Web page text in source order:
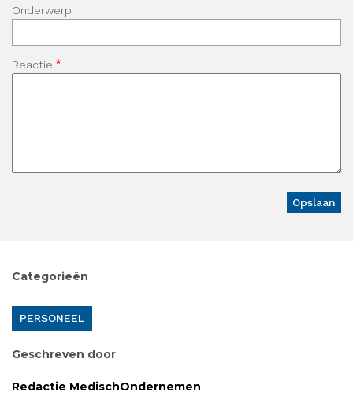
Onderwerp
Reactie
Categorieën
PERSONEEL
Geschreven door
Redactie MedischOndernemen